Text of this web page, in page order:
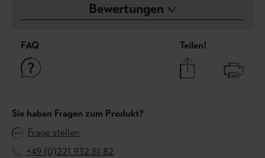
Bewertungen
FAQ Teilen!
Sie haben Fragen zum Produkt?
Frage stellen
+49 (0)221 932 81 82